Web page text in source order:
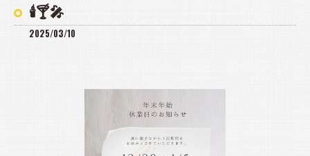
🕯️🍸️🎤
2025/03/10